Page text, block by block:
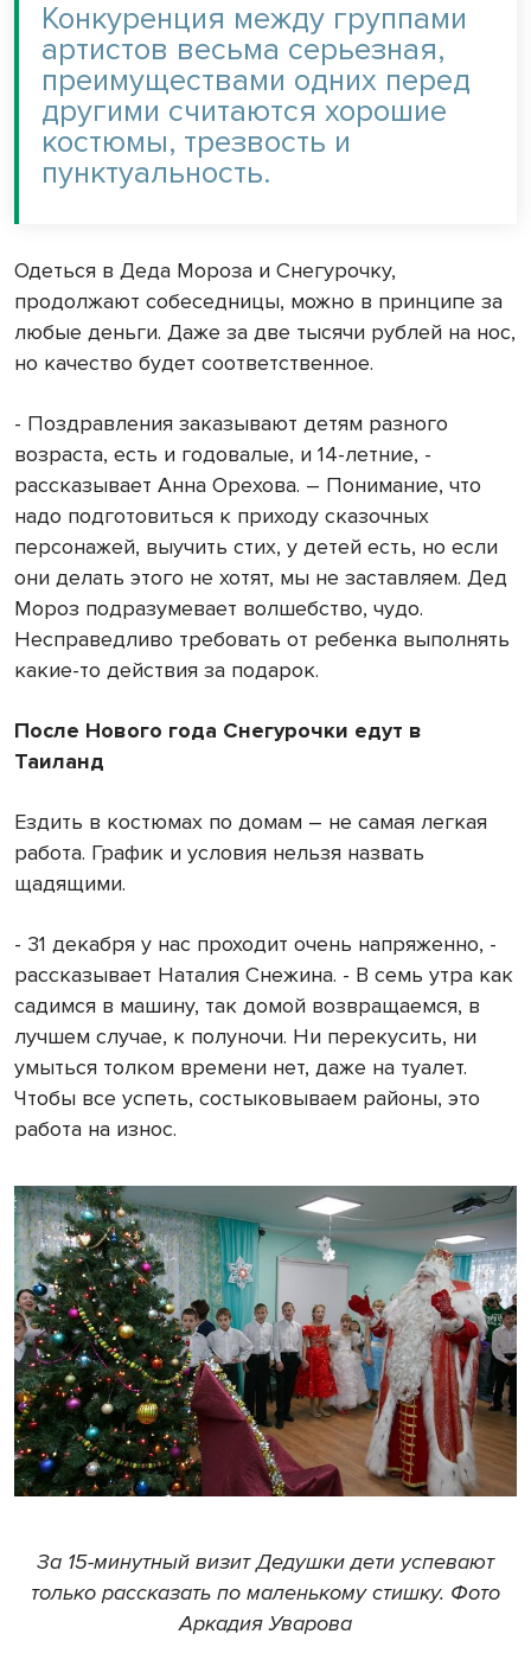
Конкуренция между группами
артистов весьма серьезная,
преимуществами одних перед
другими считаются хорошие
костюмы, трезвость и
пунктуальность.
Одеться в Деда Мороза и Снегурочку,
продолжают собеседницы, можно в принципе за
любые деньги. Даже за две тысячи рублей на нос,
но качество будет соответственное.
- Поздравления заказывают детям разного
возраста, есть и годовалые, и 14-летние, -
рассказывает Анна Орехова. – Понимание, что
надо подготовиться к приходу сказочных
персонажей, выучить стих, у детей есть, но если
они делать этого не хотят, мы не заставляем. Дед
Мороз подразумевает волшебство, чудо.
Несправедливо требовать от ребенка выполнять
какие-то действия за подарок.
После Нового года Снегурочки едут в
Таиланд
Ездить в костюмах по домам – не самая легкая
работа. График и условия нельзя назвать
щадящими.
- 31 декабря у нас проходит очень напряженно, -
рассказывает Наталия Снежина. - В семь утра как
садимся в машину, так домой возвращаемся, в
лучшем случае, к полуночи. Ни перекусить, ни
умыться толком времени нет, даже на туалет.
Чтобы все успеть, состыковываем районы, это
работа на износ.
За 15-минутный визит Дедушки дети успевают
только рассказать по маленькому стишку. Фото
Аркадия Уварова